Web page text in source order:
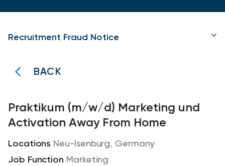
Recruitment Fraud Notice
BACK
Praktikum (m/w/d) Marketing und
Activation Away From Home
Neu-Isenburg, Germany
Marketing